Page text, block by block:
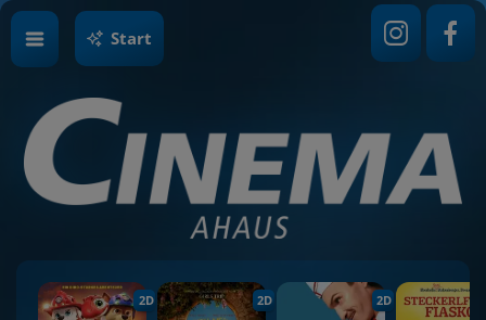
Start
2D 2D 2D